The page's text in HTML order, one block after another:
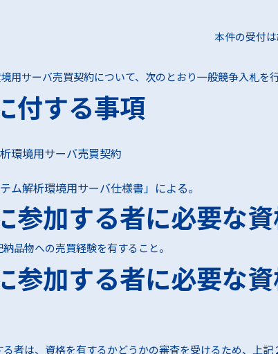
その他事業支援を
お求めの方
本件の受付
用サーバ売買契約について、次のとおり一般競争入札を
付する事項
環境用サーバ売買契約
ム解析環境用サーバ仕様書」による。
加する者に必要な
品物への売買経験を有すること。
加する者に必要な
者は、資格を有するかどうかの審査を受けるため、上